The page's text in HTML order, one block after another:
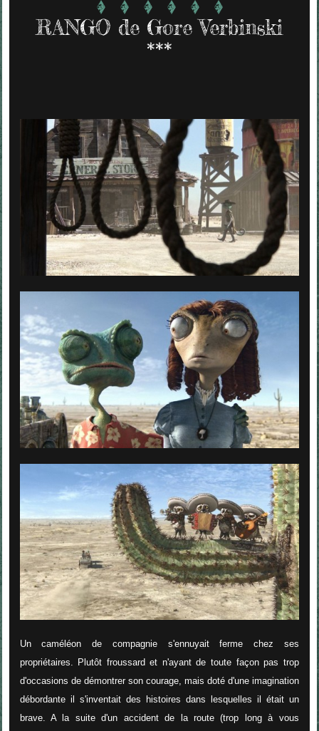
RANGO de Gore Verbinski
***
Un caméléon de compagnie s'ennuyait ferme chez ses
propriétaires. Plutôt froussard et n'ayant de toute façon pas trop
d'occasions de démontrer son courage, mais doté d'une imagination
débordante il s'inventait des histoires dans lesquelles il était un
brave. A la suite d'un accident de la route (trop long à vous